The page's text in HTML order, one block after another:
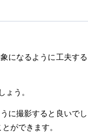
になるように工夫する
ょう。
に撮影すると良いでし
ができます。